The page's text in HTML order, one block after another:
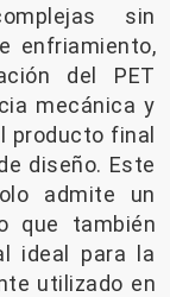
sin
enfriamiento,
del PET
mecánica y
producto final
diseño. Este
admite un
que también
ideal para la
utilizado en